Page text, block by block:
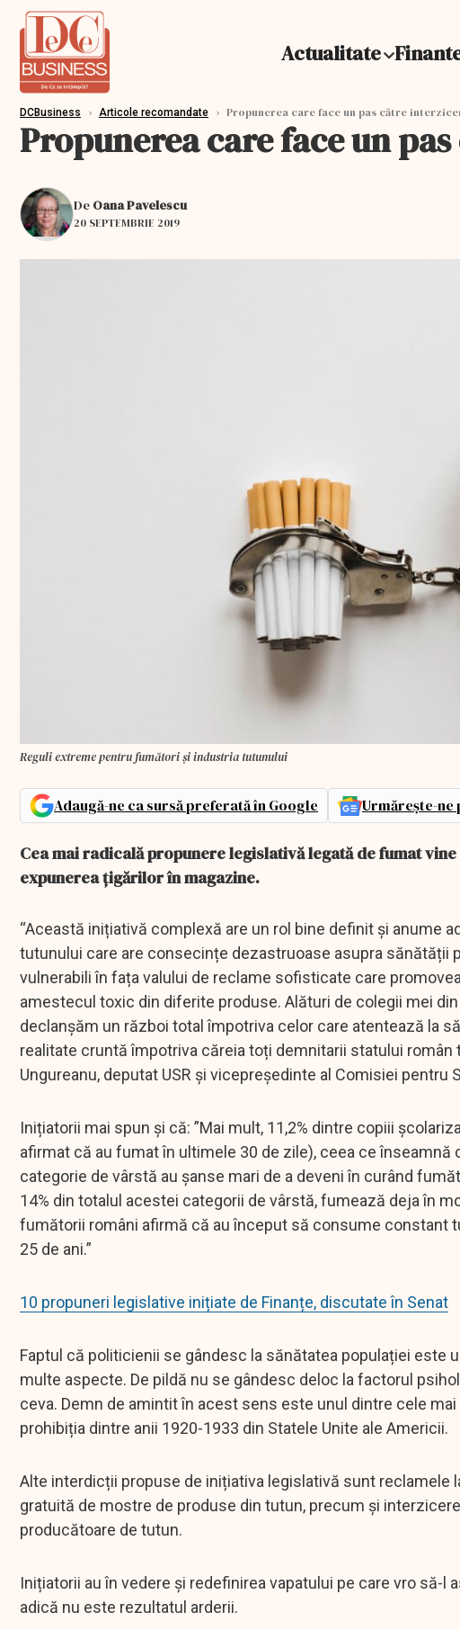
Actualitate
DCBusiness › Articole recomandate › Propunerea care face un pas către
Propunerea care face un
De Oana Pavelescu
20 SEPTEMBRIE 2019
Reguli extreme pentru fumători și industria tutunului
Adaugă-ne ca sursă preferată în Google Urmărește-ne
Cea mai radicală propunere legislativă legată de fumat
expunerea țigărilor în magazine.
“Această inițiativă complexă are un rol bine definit și anume
tutunului care are consecințe dezastruoase asupra sănătății
vulnerabili în fața valului de reclame sofisticate care
amestecul toxic din diferite produse. Alături de colegii mei
declanșăm un război total împotriva celor care atentează la
realitate cruntă împotriva căreia toți demnitarii statului român
Ungureanu, deputat USR și vicepreședinte al Comisiei pentru
Inițiatorii mai spun și că: ”Mai mult, 11,2% dintre copiii
afirmat că au fumat în ultimele 30 de zile), ceea ce
categorie de vârstă au șanse mari de a deveni în curând
14% din totalul acestei categorii de vârstă, fumează deja în
fumătorii români afirmă că au început să consume constant
25 de ani.”
10 propuneri legislative inițiate de Finanțe, discutate în Senat
Faptul că politicienii se gândesc la sănătatea populației este
multe aspecte. De pildă nu se gândesc deloc la factorul
ceva. Demn de amintit în acest sens este unul dintre cele
prohibiția dintre anii 1920-1933 din Statele Unite ale Americii.
Alte interdicții propuse de inițiativa legislativă sunt reclamele
gratuită de mostre de produse din tutun, precum și
producătoare de tutun.
Inițiatorii au în vedere și redefinirea vapatului pe care vro să-
adică nu este rezultatul arderii.